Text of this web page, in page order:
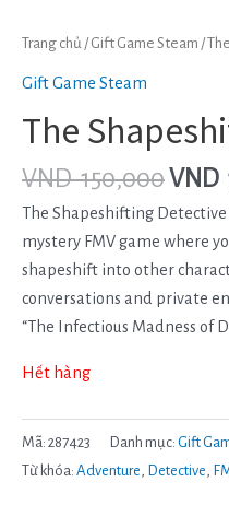
Trang chủ /Gift Game Steam /
Gift Game Steam
The
VND150,000VND
The Shapeshifting
mystery FMV game where
shapeshift into other
conversations and private
“The Infectious Madness of
Hết hàng
Mã: 287423 Danh mục: Gift
Từ khóa: Adventure Detective